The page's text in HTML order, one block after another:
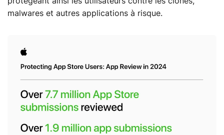
malwares et autres applications à risque.